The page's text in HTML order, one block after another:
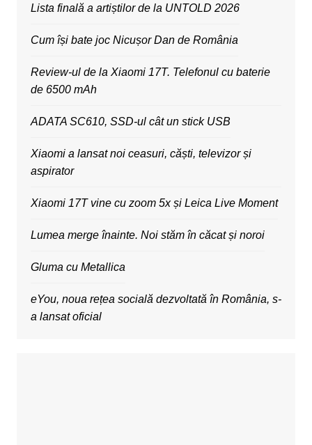
Lista finală a artiștilor de la UNTOLD 2026
Cum își bate joc Nicușor Dan de România
Review-ul de la Xiaomi 17T. Telefonul cu baterie
de 6500 mAh
ADATA SC610, SSD-ul cât un stick USB
Xiaomi a lansat noi ceasuri, căști, televizor și
aspirator
Xiaomi 17T vine cu zoom 5x și Leica Live Moment
Lumea merge înainte. Noi stăm în căcat și noroi
Gluma cu Metallica
eYou, noua rețea socială dezvoltată în România, s-
a lansat oficial